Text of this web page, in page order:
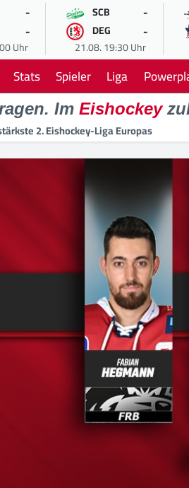
-
-
Uhr
SCB -
DEG -
21.08. 19:30 Uhr
Stats Spieler Liga
Im Eishockey
2. Eishockey-Liga Europas